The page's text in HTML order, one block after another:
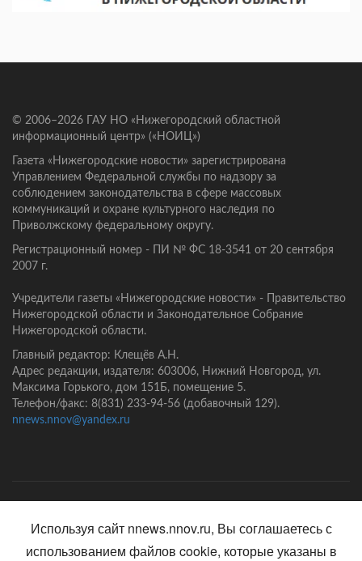
© 2006–2026 ГАУ НО «Нижегородский областной
информационный центр» («НОИЦ»)
Газета «Нижегородские новости» зарегистрирована
Управлением Федеральной службы по надзору за
соблюдением законодательства в сфере массовых
коммуникаций и охране культурного наследия по
Приволжскому федеральному округу.
Регистрационный номер - ПИ № ФС 18-3541 от 20 сентября
2007 г.
Учредители газеты «Нижегородские новости» - Правительство
Нижегородской области и Законодательное Собрание
Нижегородской области.
Главный редактор: Клещёв А.Н.
Адрес редакции, издателя: 603006, Нижний Новгород, ул.
Максима Горького, дом 151Б, помещение 5.
Телефон/факс: 8(831) 233-94-56 (добавочный 129).
nnews.nnov@yandex.ru
Используя сайт nnews.nnov.ru, Вы соглашаетесь с
использованием файлов cookie, которые указаны в